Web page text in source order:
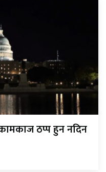
ठप्प हुन नदिन